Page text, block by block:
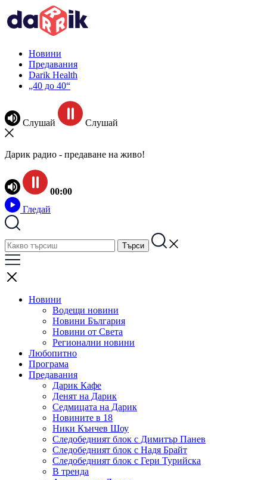
Новини
Предавания
Darik Health
„40 до 40“
Слушай Слушай
Дарик радио - предаване на живо!
00:00
Гледай
Новини
Водещи новини
Новини България
Новини от Света
Регионални новини
Любопитно
Програма
Предавания
Дарик Кафе
Денят на Дарик
Седмицата на Дарик
Новините в 18
Ники Кънчев Шоу
Следобедният блок с Димитър Панев
Следобедният блок с Надя Брайт
Следобедният блок с Гери Турийска
В тренда